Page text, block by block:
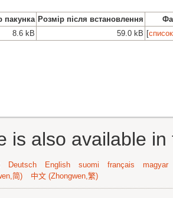
пакунка Розмір після встановлення
8.6 kB 59.0 kB [
is also available
Deutsch English suomi français
magyar
简) 中文 (Zhongwen,繁)